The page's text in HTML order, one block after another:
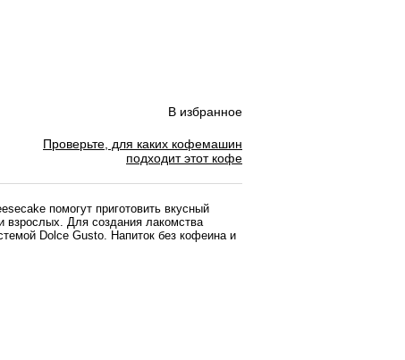
Проверьте, для каких кофемашин
подходит этот кофе
помогут приготовить вкусный
Для создания лакомства